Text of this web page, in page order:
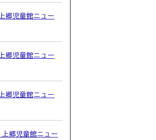
郷児童館ニュー
郷児童館ニュー
郷児童館ニュー
郷児童館ニュー